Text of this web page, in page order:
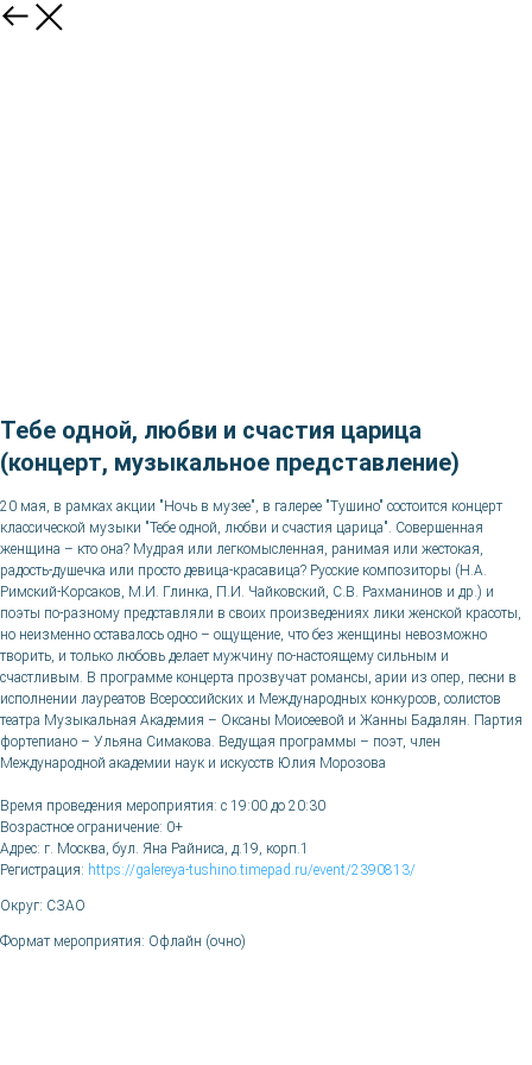
Тебе одной, любви и счастия царица
(концерт, музыкальное представление)
20 мая, в рамках акции "Ночь в музее", в галерее "Тушино" состоится концерт
классической музыки "Тебе одной, любви и счастия царица". Совершенная
женщина – кто она? Мудрая или легкомысленная, ранимая или жестокая,
радость-душечка или просто девица-красавица? Русские композиторы (Н.А.
Римский-Корсаков, М.И. Глинка, П.И. Чайковский, С.В. Рахманинов и др.) и
поэты по-разному представляли в своих произведениях лики женской красоты,
но неизменно оставалось одно – ощущение, что без женщины невозможно
творить, и только любовь делает мужчину по-настоящему сильным и
счастливым. В программе концерта прозвучат романсы, арии из опер, песни в
исполнении лауреатов Всероссийских и Международных конкурсов, солистов
театра Музыкальная Академия – Оксаны Моисеевой и Жанны Бадалян. Партия
фортепиано – Ульяна Симакова. Ведущая программы – поэт, член
Международной академии наук и искусств Юлия Морозова
Время проведения мероприятия: с 19:00 до 20:30
Возрастное ограничение: 0+
Адрес: г. Москва, бул. Яна Райниса, д.19, корп.1
Регистрация: https://galereya-tushino.timepad.ru/event/2390813/
Округ: СЗАО
Формат мероприятия: Офлайн (очно)